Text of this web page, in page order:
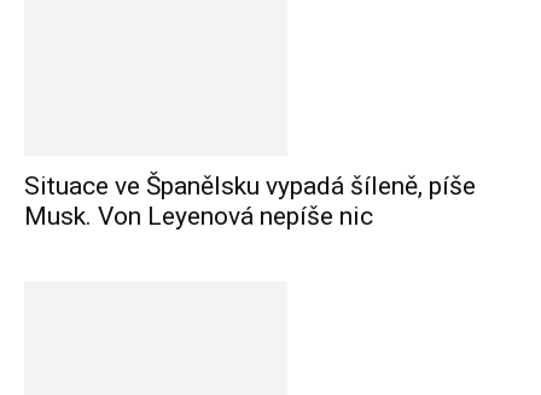
Situace ve Španělsku vypadá šíleně, píše
Musk. Von Leyenová nepíše nic